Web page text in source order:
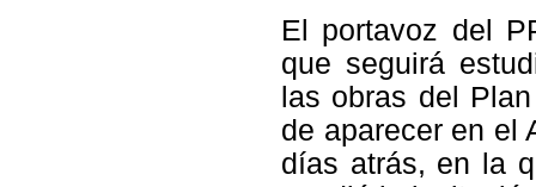
El portavoz del
que seguirá
las obras del
de aparecer en el
días atrás, en la